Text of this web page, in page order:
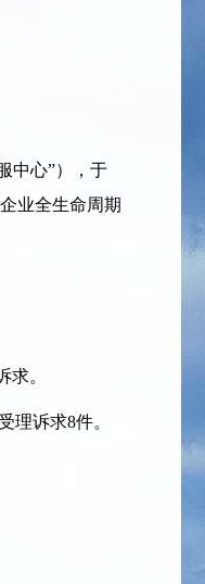
中心”），于
业全生命周期
。
理诉求8件。